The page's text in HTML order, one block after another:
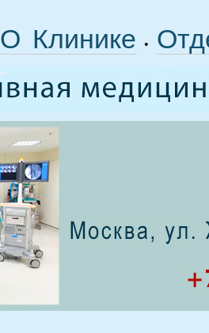
О Клинике •